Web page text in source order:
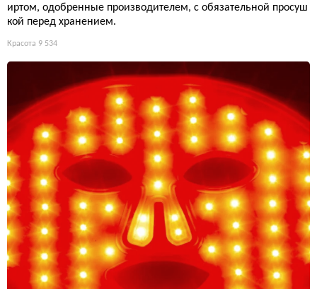
иртом, одобренные производителем, с обязательной просуш
кой перед хранением.
Красота 9 534